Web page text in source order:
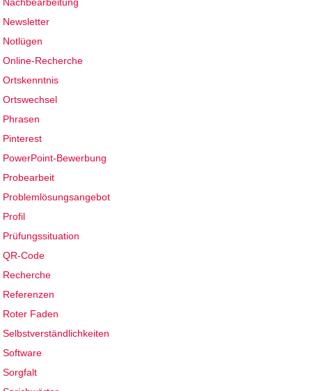
Newsletter
Notlügen
Online-Recherche
Ortskenntnis
Ortswechsel
Phrasen
Pinterest
PowerPoint-Bewerbung
Probearbeit
Problemlösungsangebot
Profil
Prüfungssituation
QR-Code
Recherche
Referenzen
Roter Faden
Selbstverständlichkeiten
Software
Sorgfalt